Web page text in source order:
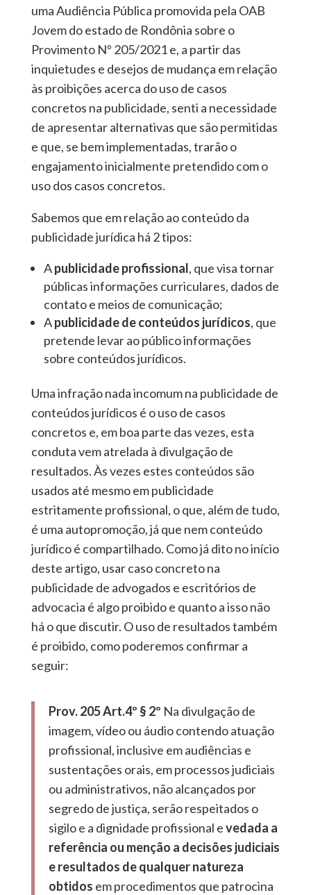
uma Audiência Pública promovida pela OAB
Jovem do estado de Rondônia sobre o
Provimento Nº 205/2021 e, a partir das
inquietudes e desejos de mudança em relação
às proibições acerca do uso de casos
concretos na publicidade, senti a necessidade
de apresentar alternativas que são permitidas
e que, se bem implementadas, trarão o
engajamento inicialmente pretendido com o
uso dos casos concretos.
Sabemos que em relação ao conteúdo da
publicidade jurídica há 2 tipos:
Apublicidade profissional, que visa tornar
públicas informações curriculares, dados de
contato e meios de comunicação;
Apublicidade de conteúdos jurídicos, que
pretende levar ao público informações
sobre conteúdos jurídicos.
Uma infração nada incomum na publicidade de
conteúdos jurídicos é o uso de casos
concretos e, em boa parte das vezes, esta
conduta vem atrelada à divulgação de
resultados. Às vezes estes conteúdos são
usados até mesmo em publicidade
estritamente profissional, o que, além de tudo,
é uma autopromoção, já que nem conteúdo
jurídico é compartilhado. Como já dito no início
deste artigo, usar caso concreto na
publicidade de advogados e escritórios de
advocacia é algo proibido e quanto a isso não
há o que discutir. O uso de resultados também
é proibido, como poderemos confirmar a
seguir:
Prov. 205 Art.4º § 2º Na divulgação de
imagem, vídeo ou áudio contendo atuação
profissional, inclusive em audiências e
sustentações orais, em processos judiciais
ou administrativos, não alcançados por
segredo de justiça, serão respeitados o
sigilo e a dignidade profissional evedada a
referência ou menção a decisões judiciais
e resultados de qualquer natureza
obtidos em procedimentos que patrocina